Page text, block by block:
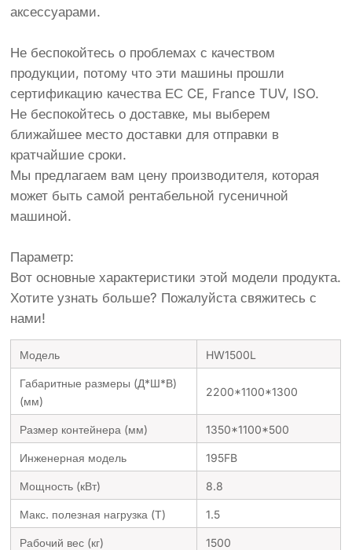
аксессуарами.
Не беспокойтесь о проблемах с качеством
продукции, потому что эти машины прошли
сертификацию качества ЕС CE, France TUV, ISO.
Не беспокойтесь о доставке, мы выберем
ближайшее место доставки для отправки в
кратчайшие сроки.
Мы предлагаем вам цену производителя, которая
может быть самой рентабельной гусеничной
машиной.
Параметр:
Вот основные характеристики этой модели продукта.
Хотите узнать больше? Пожалуйста свяжитесь с
нами!
Модель HW1500L
Габаритные размеры (Д*Ш*В)
(мм)
2200*1100*1300
Размер контейнера (мм) 1350*1100*500
Инженерная модель 195FB
Мощность (кВт) 8.8
Макс. полезная нагрузка (Т) 1.5
Рабочий вес (кг) 1500